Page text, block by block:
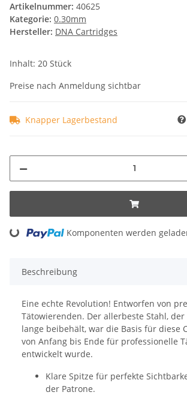
Artikelnummer: 40625
Kategorie: 0.30mm
Hersteller: DNA Cartridges
Inhalt: 20 Stück
Preise nach Anmeldung sichtbar
Knapper Lagerbestand
Loading... Komponenten werden
Beschreibung
Eine echte Revolution! Entworfen von
Tätowierenden. Der allerbeste Stahl, der
lange beibehält, war die Basis für diese
von Anfang bis Ende für professionelle
entwickelt wurde.
Klare Spitze für perfekte
der Patrone.